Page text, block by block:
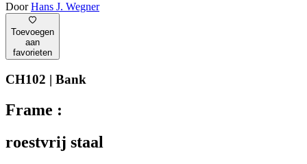
DoorHans J. Wegner
Toevoegen
aan
favorieten
CH102 | Bank
Frame :
roestvrij staal